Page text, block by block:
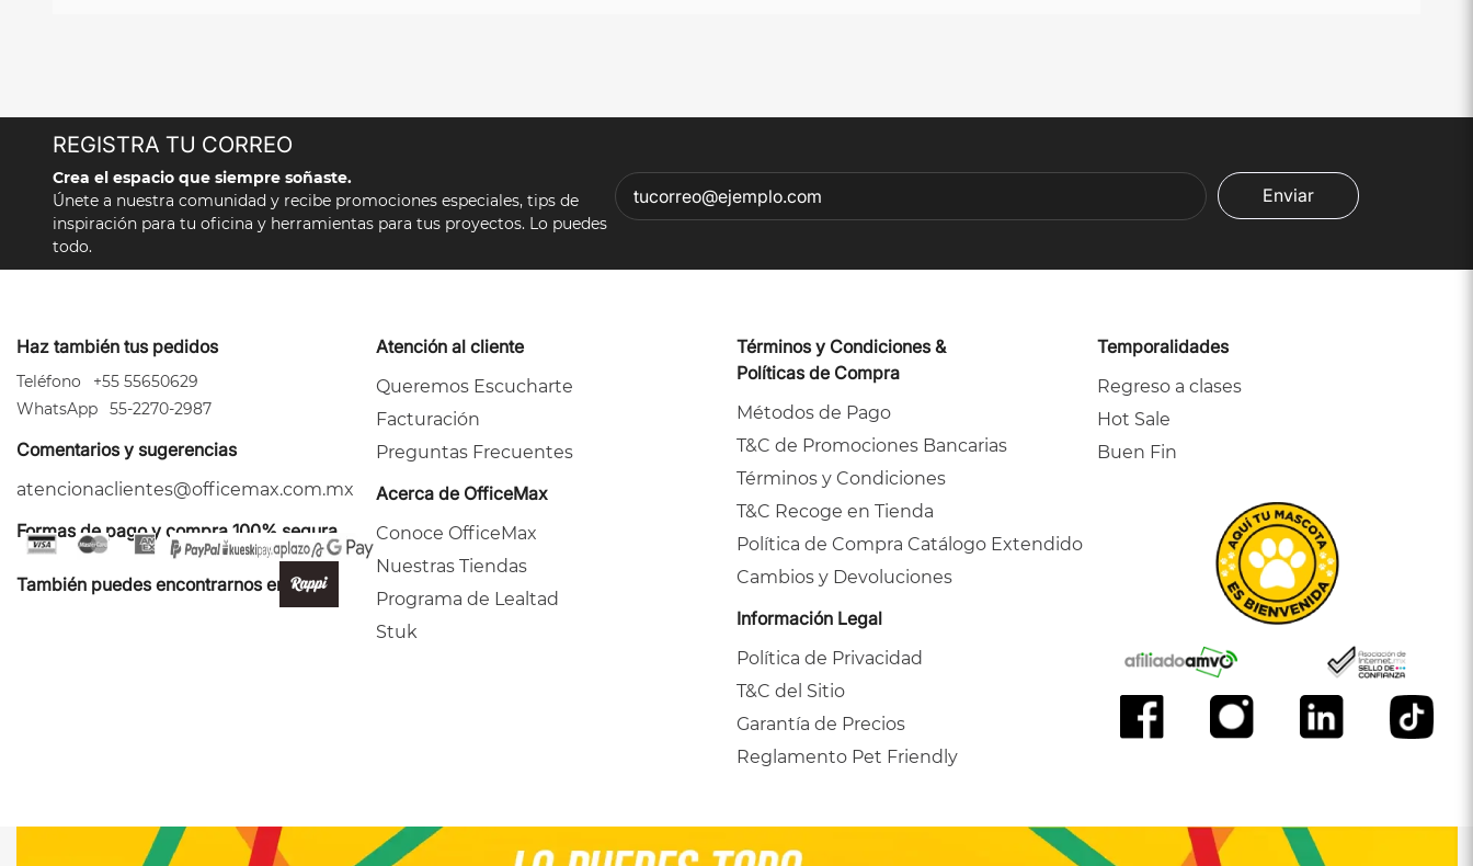
REGISTRA TU CORREO
Crea el espacio que siempre soñaste.
Únete a nuestra comunidad y recibe promociones especiales, tips de
inspiración para tu oficina y herramientas para tus proyectos. Lo puedes
todo.
Enviar
Haz también tus pedidos
Teléfono
+55 55650629
WhatsApp
55-2270-2987
Comentarios y sugerencias
atencionaclientes@officemax.com.mx
Formas de pago y compra 100% segura
También puedes encontrarnos en:
Atención al cliente
Queremos Escucharte
Facturación
Preguntas Frecuentes
Acerca de OfficeMax
Conoce OfficeMax
Nuestras Tiendas
Programa de Lealtad
Stuk
Términos y Condiciones &
Políticas de Compra
Métodos de Pago
T&C de Promociones Bancarias
Términos y Condiciones
T&C Recoge en Tienda
Política de Compra Catálogo Extendido
Cambios y Devoluciones
Información Legal
Política de Privacidad
T&C del Sitio
Garantía de Precios
Reglamento Pet Friendly
Temporalidades
Regreso a clases
Hot Sale
Buen Fin